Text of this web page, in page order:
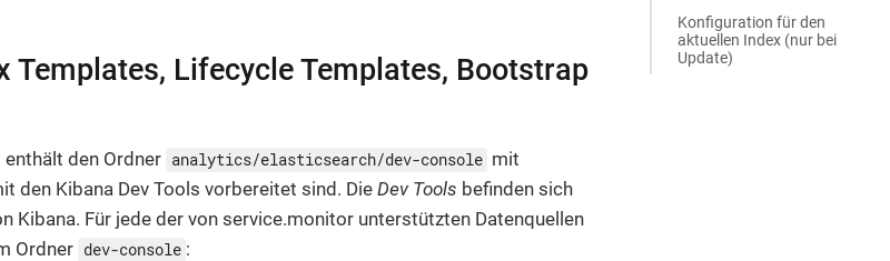
Konfiguration für den
aktuellen Index (nur bei
Update)
Templates, Lifecycle Templates, Bootstrap
den Ordner analytics/elasticsearch/dev-console mit
den Kibana Dev Tools vorbereitet sind. Die Dev Tools befinden sich
Kibana. Für jede der von service.monitor unterstützten Datenquellen
Ordner dev-console :